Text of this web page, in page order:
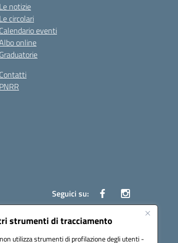
strumenti di tracciamento
utilizza strumenti di profilazione degli utenti -
Le notizie
Le circolari
Calendario eventi
online
Graduatorie
Contatti
PNRR
Seguici su: